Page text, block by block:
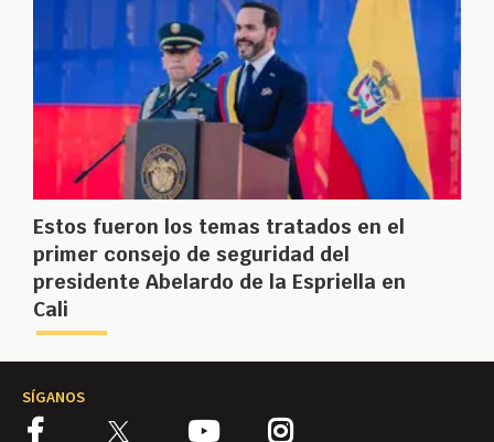
Estos fueron los temas tratados en el
primer consejo de seguridad del
presidente Abelardo de la Espriella en
Cali
SÍGANOS